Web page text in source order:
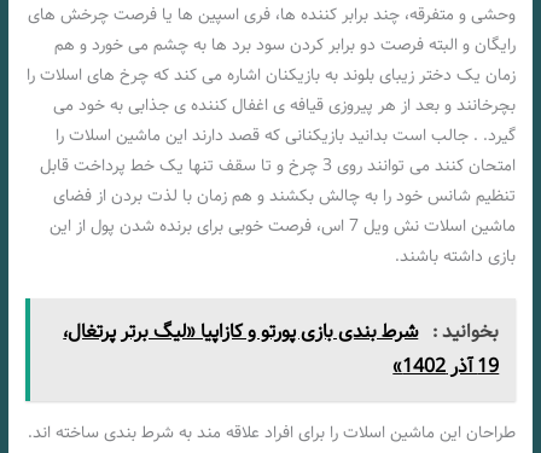
وحشی و متفرقه، چند برابر کننده ها، فری اسپین ها یا فرصت چرخش های
رایگان و البته فرصت دو برابر کردن سود برد ها به چشم می خورد و هم
زمان یک دختر زیبای بلوند به بازیکنان اشاره می کند که چرخ های اسلات را
بچرخانند و بعد از هر پیروزی قیافه ی اغفال کننده ی جذابی به خود می
گیرد. . جالب است بدانید بازیکنانی که قصد دارند این ماشین اسلات را
امتحان کنند می توانند روی 3 چرخ و تا سقف تنها یک خط پرداخت قابل
تنظیم شانس خود را به چالش بکشند و هم زمان با لذت بردن از فضای
ماشین اسلات نش ویل 7 اس، فرصت خوبی برای برنده شدن پول از این
بازی داشته باشند.
بخوانید : شرط بندی بازی پورتو و کازاپیا «لیگ برتر پرتغال،
19 آذر 1402»
طراحان این ماشین اسلات را برای افراد علاقه مند به شرط بندی ساخته اند.